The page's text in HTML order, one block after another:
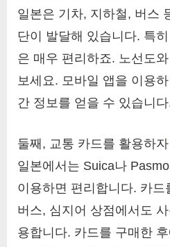
일본은 기차, 지하철, 버스
단이 발달해 있습니다. 특
은 매우 편리하죠. 노선도
보세요. 모바일 앱을 이용
간 정보를 얻을 수 있습니
둘째, 교통 카드를 활용하자
일본에서는 Suica나
이용하면 편리합니다. 카
버스, 심지어 상점에서도
용합니다. 카드를 구매한